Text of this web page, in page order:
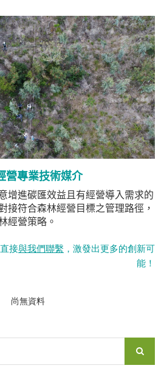
營專業技術媒介
增進碳匯效益且有經營導入需求的
接符合森林經營目標之管理路徑，
經營策略。
接與我們聯繫 ，激發出更多的創新可
能！
尚無資料